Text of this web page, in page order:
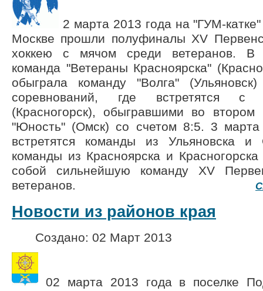
2 марта 2013 года на "ГУМ-
Москве прошли полуфиналы XV
хоккею с мячом среди ветеранов. В
команда "Ветераны Красноярска"
обыграла команду "Волга"
соревнований, где встретятся с
(Красногорск), обыгравшими во
"Юность" (Омск) со счетом 8:5. 3
встретятся команды из Ульяновска
команды из Красноярска и
собой сильнейшую команду XV
ветеранов.
Новости из районов края
Создано: 02 Март 2013
02 марта 2013 года в поселке